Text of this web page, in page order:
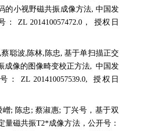
的小视野磁共振成像方法, 中国发
： ZL 201410057472.0，
授权日
,蔡聪波,陈林, 陈忠,基于单扫描正交
成像的图像畸变校正方法, 中国发
： ZL 201410057539.0,授权日
嶒; 陈忠 ; 蔡淑惠; 丁兴号，基于双
量磁共振T2*成像方法，公开号：